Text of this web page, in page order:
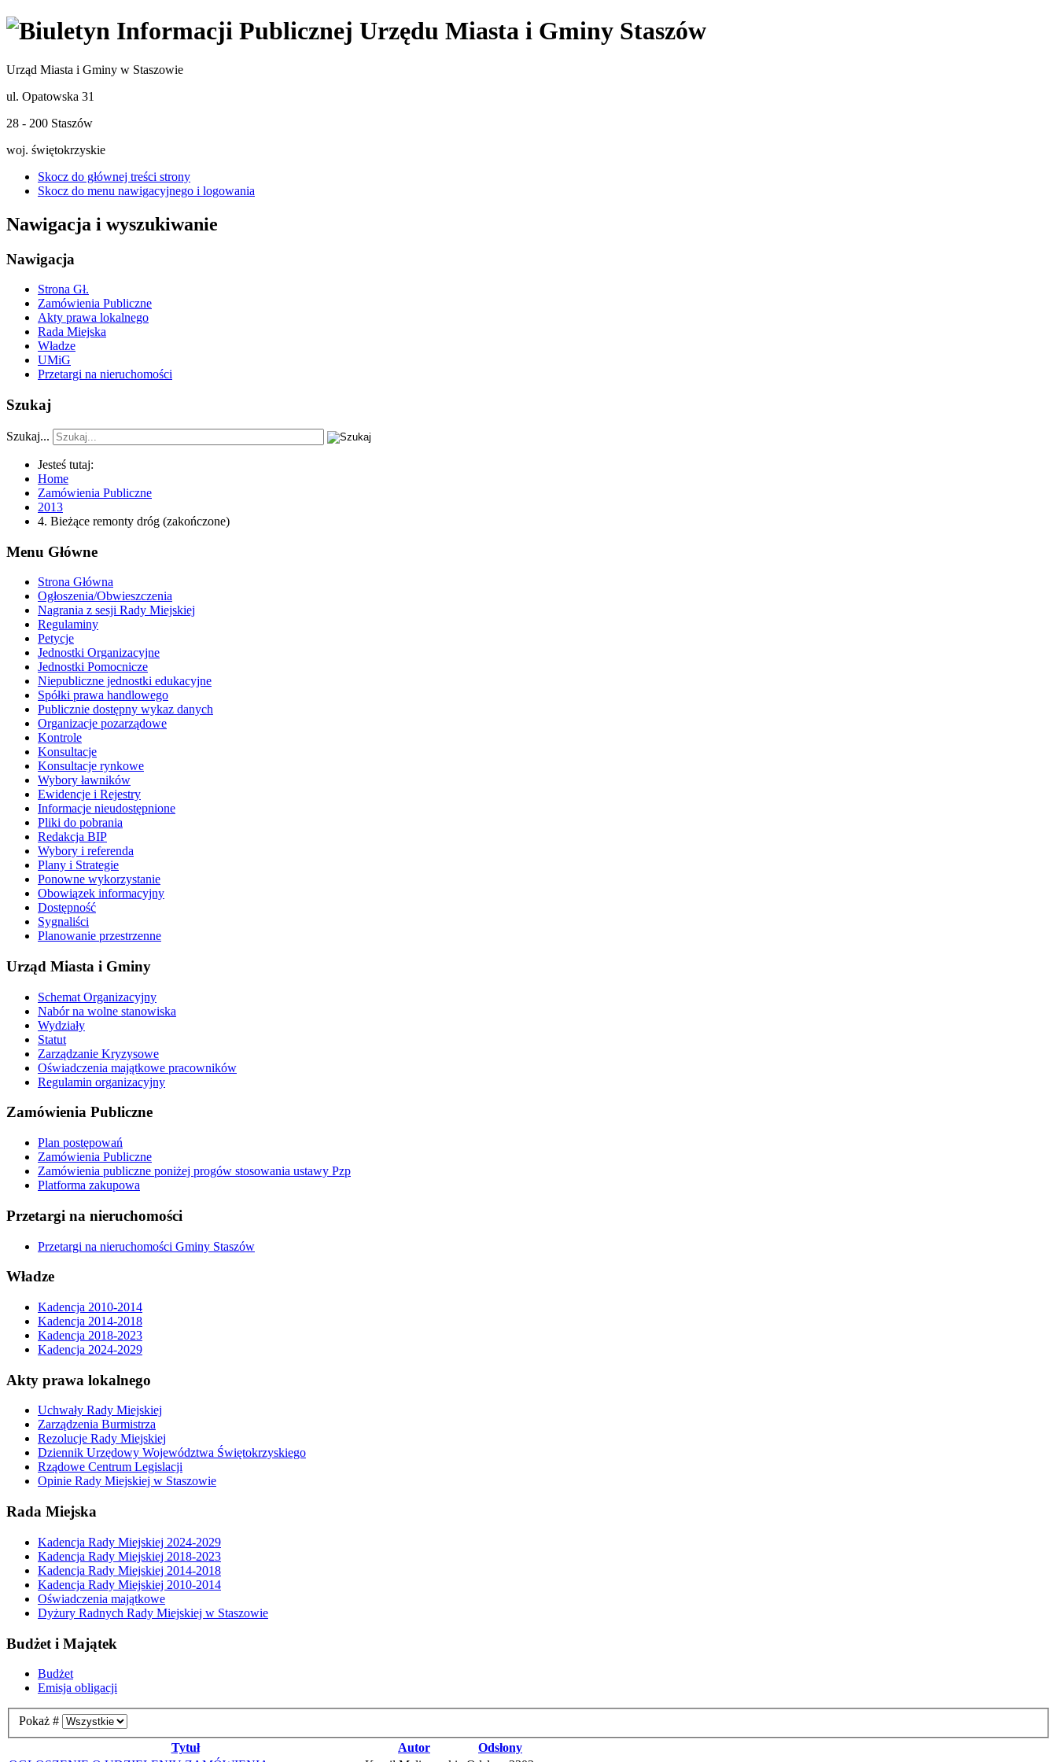
Urząd Miasta i Gminy w Staszowie
ul. Opatowska 31
28 - 200 Staszów
woj. świętokrzyskie
Skocz do głównej treści strony
Skocz do menu nawigacyjnego i logowania
Nawigacja i wyszukiwanie
Nawigacja
Strona Gł.
Zamówienia Publiczne
Akty prawa lokalnego
Rada Miejska
Władze
UMiG
Przetargi na nieruchomości
Szukaj
Szukaj...
Jesteś tutaj:
Home
Zamówienia Publiczne
2013
4. Bieżące remonty dróg (zakończone)
Menu Główne
Strona Główna
Ogłoszenia/Obwieszczenia
Nagrania z sesji Rady Miejskiej
Regulaminy
Petycje
Jednostki Organizacyjne
Jednostki Pomocnicze
Niepubliczne jednostki edukacyjne
Spółki prawa handlowego
Publicznie dostępny wykaz danych
Organizacje pozarządowe
Kontrole
Konsultacje
Konsultacje rynkowe
Wybory ławników
Ewidencje i Rejestry
Informacje nieudostępnione
Pliki do pobrania
Redakcja BIP
Wybory i referenda
Plany i Strategie
Ponowne wykorzystanie
Obowiązek informacyjny
Dostępność
Sygnaliści
Planowanie przestrzenne
Urząd Miasta i Gminy
Schemat Organizacyjny
Nabór na wolne stanowiska
Wydziały
Statut
Zarządzanie Kryzysowe
Oświadczenia majątkowe pracowników
Regulamin organizacyjny
Zamówienia Publiczne
Plan postępowań
Zamówienia Publiczne
Zamówienia publiczne poniżej progów stosowania ustawy Pzp
Platforma zakupowa
Przetargi na nieruchomości
Przetargi na nieruchomości Gminy Staszów
Władze
Kadencja 2010-2014
Kadencja 2014-2018
Kadencja 2018-2023
Kadencja 2024-2029
Akty prawa lokalnego
Uchwały Rady Miejskiej
Zarządzenia Burmistrza
Rezolucje Rady Miejskiej
Dziennik Urzędowy Województwa Świętokrzyskiego
Rządowe Centrum Legislacji
Opinie Rady Miejskiej w Staszowie
Rada Miejska
Kadencja Rady Miejskiej 2024-2029
Kadencja Rady Miejskiej 2018-2023
Kadencja Rady Miejskiej 2014-2018
Kadencja Rady Miejskiej 2010-2014
Oświadczenia majątkowe
Dyżury Radnych Rady Miejskiej w Staszowie
Budżet i Majątek
Budżet
Emisja obligacji
Pokaż #
Tytuł
Autor
Odsłony